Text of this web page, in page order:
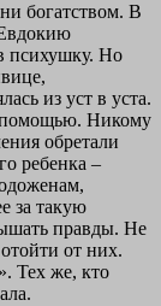
богатством. В
психушку. Но
из уст в уста.
помощью. Никому
обретали
ребенка –
за такую
правды. Не
от них.
». Тех же, кто